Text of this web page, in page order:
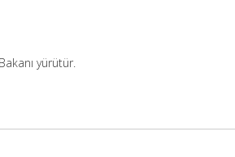
yürütür.